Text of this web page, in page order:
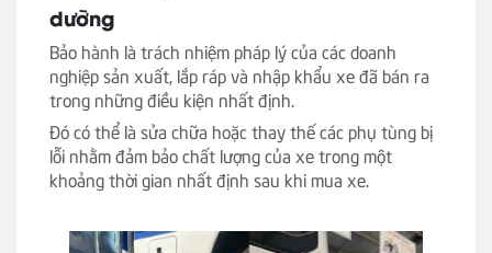
dưỡng
Bảo hành là trách nhiệm pháp lý của các doanh
nghiệp sản xuất, lắp ráp và nhập khẩu xe đã bán ra
trong những điều kiện nhất định.
Đó có thể là sửa chữa hoặc thay thế các phụ tùng bị
lỗi nhằm đảm bảo chất lượng của xe trong một
khoảng thời gian nhất định sau khi mua xe.